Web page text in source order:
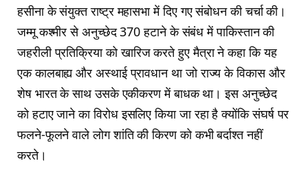
हसीना के संयुक्त राष्ट्र महासभा में दिए गए संबोधन की चर्चा की।
जम्मू कश्मीर से अनुच्छेद 370 हटाने के संबंध में पाकिस्तान की
जहरीली प्रतिक्रिया को खारिज करते हुए मैत्रा ने कहा कि यह
एक कालबाह्य और अस्थाई प्रावधान था जो राज्य के विकास और
शेष भारत के साथ उसके एकीकरण में बाधक था। इस अनुच्छेद
को हटाए जाने का विरोध इसलिए किया जा रहा है क्योंकि संघर्ष पर
फलने-फूलने वाले लोग शांति की किरण को कभी बर्दाश्त नहीं
करते।